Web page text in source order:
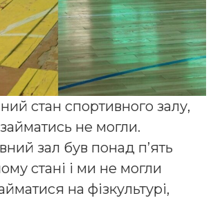
стан спортивного залу,
не могли.
зал був понад п’ять
стані і ми не могли
на фізкультурі,